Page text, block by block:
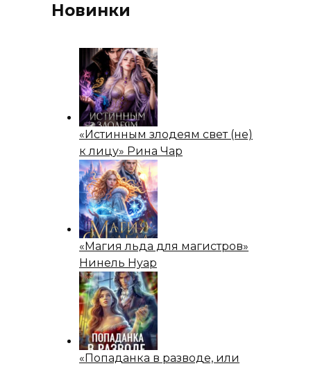
Новинки
«Истинным злодеям свет (не)
к лицу» Рина Чар
«Магия льда для магистров»
Нинель Нуар
«Попаданка в разводе, или